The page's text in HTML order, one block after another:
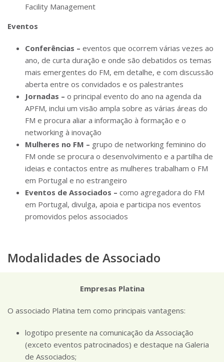
Facility Management
Eventos
Conferências – eventos que ocorrem várias vezes ao
ano, de curta duração e onde são debatidos os temas
mais emergentes do FM, em detalhe, e com discussão
aberta entre os convidados e os palestrantes
Jornadas – o principal evento do ano na agenda da
APFM, inclui um visão ampla sobre as várias áreas do
FM e procura aliar a informação à formação e o
networking à inovação
Mulheres no FM – grupo de networking feminino do
FM onde se procura o desenvolvimento e a partilha de
ideias e contactos entre as mulheres trabalham o FM
em Portugal e no estrangeiro
Eventos de Associados – como agregadora do FM
em Portugal, divulga, apoia e participa nos eventos
promovidos pelos associados
Modalidades de Associado
Empresas Platina
O associado Platina tem como principais vantagens:
logotipo presente na comunicação da Associação
(exceto eventos patrocinados) e destaque na Galeria
de Associados;